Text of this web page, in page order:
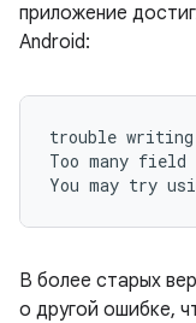
приложение
Android:
trouble
Too many field
В более старых
о другой ошибке,